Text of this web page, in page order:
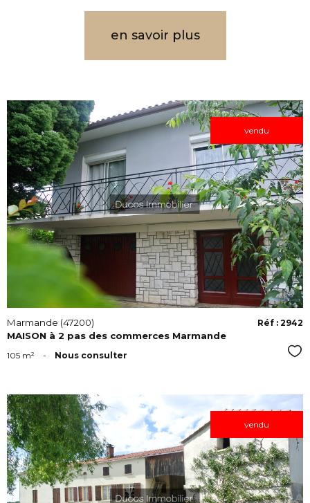
en savoir plus
vendu
VOIR
Marmande (47200)
MAISON à 2 pas des commerces Marmande
Réf : 2942
105 m² - Nous consulter
vendu